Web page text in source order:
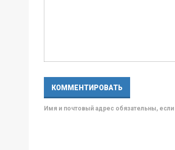
Имя и почтовый адрес обязательны,